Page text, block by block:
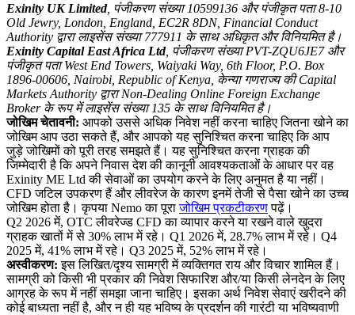
Exinity UK Limited, पंजीकरण संख्या 10599136 और पंजीकृत पता 8-10
Old Jewry, London, England, EC2R 8DN, Financial Conduct
Authority द्वारा लाइसेंस संख्या 777911 के साथ अधिकृत और विनियमित है।
Exinity Capital East Africa Ltd, पंजीकरण संख्या PVT-ZQU6JE7 और
पंजीकृत पता West End Towers, Waiyaki Way, 6th Floor, P.O. Box
1896-00606, Nairobi, Republic of Kenya, केन्या गणराज्य की Capital
Markets Authority द्वारा Non-Dealing Online Foreign Exchange
Broker के रूप में लाइसेंस संख्या 135 के साथ विनियमित है।
जोखिम चेतावनी: आपको उससे अधिक निवेश नहीं करना चाहिए जितना खोने का
जोखिम आप उठा सकते हैं, और आपको यह सुनिश्चित करना चाहिए कि आप
जुड़े जोखिमों को पूरी तरह समझते हैं। यह सुनिश्चित करना ग्राहक की
जिम्मेदारी है कि अपने निवास देश की कानूनी आवश्यकताओं के आधार पर वह
Exinity ME Ltd की सेवाओं का उपयोग करने के लिए अनुमत है या नहीं।
CFD जटिल उपकरण हैं और लीवरेज के कारण इनमें तेजी से पैसा खोने का उच्च
जोखिम होता है। कृपया Nemo का पूराजोखिम प्रकटीकरणपढ़ें।
Q2 2026 में, OTC लीवरेज्ड CFD का व्यापार करने या रखने वाले खुदरा
ग्राहक खातों में से 30% लाभ में रहे। Q1 2026 में, 28.7% लाभ में रहे। Q4
2025 में, 41% लाभ में रहे। Q3 2025 में, 52% लाभ में रहे।
अस्वीकरण: इस लिखित/दृश्य सामग्री में व्यक्तिगत राय और विचार शामिल हैं।
सामग्री को किसी भी प्रकार की निवेश सिफारिश और/या किसी लेनदेन के लिए
आग्रह के रूप में नहीं समझा जाना चाहिए। इसका अर्थ निवेश सेवाएं खरीदने की
कोई बाध्यता नहीं है, और न ही यह भविष्य के प्रदर्शन की गारंटी या भविष्यवाणी